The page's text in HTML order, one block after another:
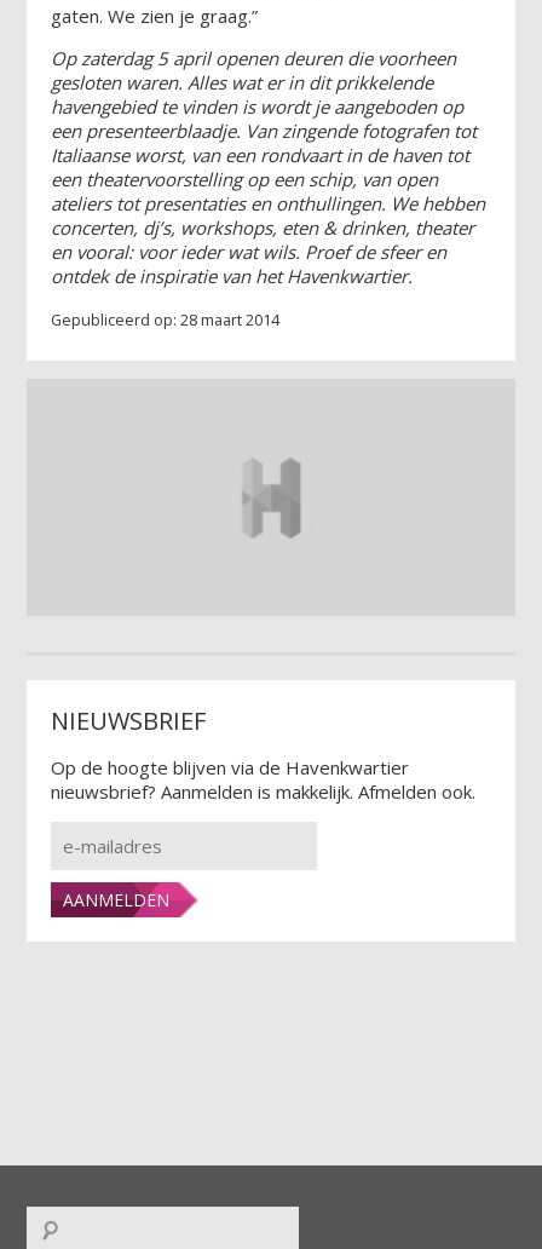
gaten. We zien je graag.”
Op zaterdag 5 april openen deuren die voorheen
gesloten waren. Alles wat er in dit prikkelende
havengebied te vinden is wordt je aangeboden op
een presenteerblaadje. Van zingende fotografen tot
Italiaanse worst, van een rondvaart in de haven tot
een theatervoorstelling op een schip, van open
ateliers tot presentaties en onthullingen. We hebben
concerten, dj’s, workshops, eten & drinken, theater
en vooral: voor ieder wat wils. Proef de sfeer en
ontdek de inspiratie van het Havenkwartier.
Gepubliceerd op: 28 maart 2014
NIEUWSBRIEF
Op de hoogte blijven via de Havenkwartier
nieuwsbrief? Aanmelden is makkelijk. Afmelden ook.